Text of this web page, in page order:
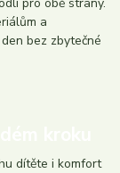
a
bez zbytečné
dítěte i komfort